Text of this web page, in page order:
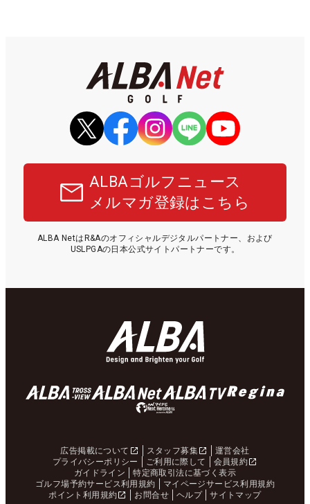
ALBAゴルフニュース
メルマガ登録はこちら
ALBA NetはR&Aのオフィシャルデジタルパートナー、および
USLPGAの日本公式サイトパートナーです。
広告掲載について スタッフ募集
運営会社
プライバシーポリシー
ご利用に際して
会員規約
ガイドライン
特定商取引法に基づく表示
ゴルフ場予約サービス利用規約
マイページサービス利用規約
ポイント利用規約
お問合せ ヘルプ サイトマップ